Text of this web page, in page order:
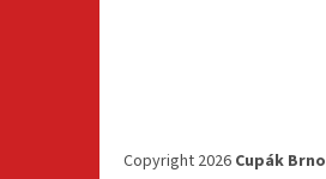
Copyright 2026 Cupák Brno